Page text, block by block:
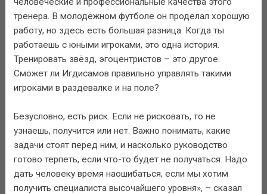
тренера. В молодёжном футболе он проделал хорошую
работу, но здесь есть большая разница. Когда ты
работаешь с юными игроками, это одна история.
Тренировать звёзд, эгоцентристов – это другое.
Сможет ли Игдисамов правильно управлять такими
игроками в раздевалке и на поле?
Безусловно, есть риск. Если не рисковать, то не
узнаешь, получится или нет. Важно понимать, какие
задачи стоят перед ним, и насколько руководство
готово терпеть, если что-то будет не получаться. Надо
дать человеку время наошибаться, если мы хотим
получить специалиста высочайшего уровня», – сказал